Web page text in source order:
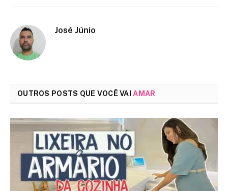
José Júnio
OUTROS POSTS QUE VOCÊ VAIAMAR